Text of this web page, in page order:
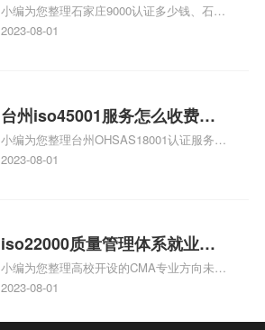
家庄9000认证的公司
小编为您整理石家庄9000认证多少钱、石家
庄9000认证价格多少钱、石家庄9000认证
2023-08-01
台州iso45001服务怎么收费，
台州iso45001认证服务怎么收
费
小编为您整理台州OHSAS18001认证服务中
心哪家收费便宜、台州ISO9000认证，哪个
标准是什么相关iso体系认证知识，详情可
查看下方正文！
2023-08-01
iso22000质量管理体系就业方
向，质量管理与认证就业方向
小编为您整理高校开设的CMA专业方向未来
就业前景及就业方向如何、cma就业方向有
2023-08-01